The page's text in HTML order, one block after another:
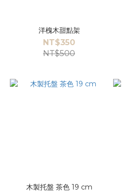
洋槐木甜點架
NT$350
NT$500
木製托盤 茶色 19 cm